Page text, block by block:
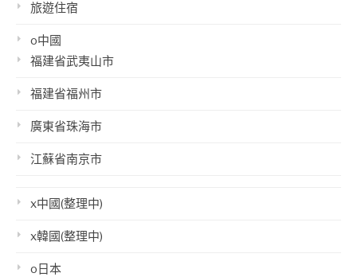
旅遊住宿
o中國
福建省武夷山市
福建省福州市
廣東省珠海市
江蘇省南京市
x中國(整理中)
x韓國(整理中)
o日本